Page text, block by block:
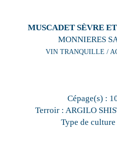
MUSCADET SÈVRE
MONNIERES
VIN TRANQUILLE /
Cépage(s) :
Terroir : ARGILO
Type de culture